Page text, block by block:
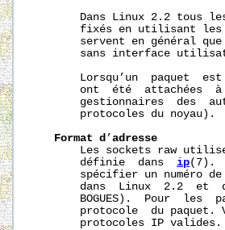
Dans Linux 2.2 tous
fixés en utilisant
servent en général
sans interface
Lorsqu’un  paquet
ont  été  attachées
gestionnaires  des
       protocoles du noyau).
Format
d ’adresse
Les sockets raw
       définie  dans
ip(7).
spécifier un numéro
dans  Linux  2.2  et
BOGUES).  Pour  les
protocole  du paquet.
       protocoles IP valides.